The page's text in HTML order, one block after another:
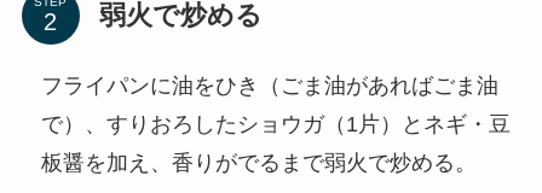
弱火で炒める
フライパンに油をひき（ごま油があればごま油
で）、すりおろしたショウガ（1片）とネギ・豆
板醤を加え、香りがでるまで弱火で炒める。